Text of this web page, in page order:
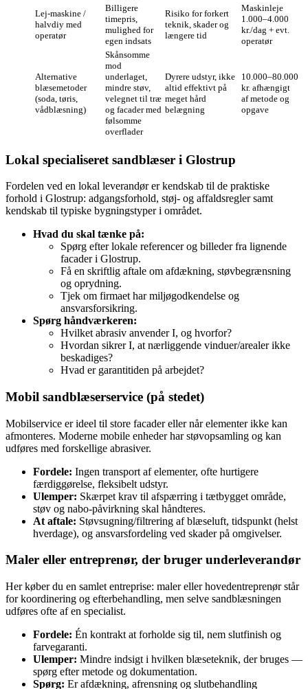
Lej-maskine /
halvdiy med
operatør
Billigere
timepris,
mulighed for
egen indsats
Risiko for forkert
teknik, skader og
længere tid
Maskinleje
1.000–4.000
kr./dag + evt.
operatør
Alternative
blæsemetoder
(soda, tøris,
vådblæsning)
Skånsomme
mod
underlaget,
mindre støv,
velegnet til træ
og facader med
følsomme
overflader
Dyrere udstyr, ikke
altid effektivt på
meget hård
belægning
10.000–80.000
kr. afhængigt
af metode og
opgave
Lokal specialiseret sandblæser i Glostrup
Fordelen ved en lokal leverandør er kendskab til de praktiske
forhold i Glostrup: adgangsforhold, støj- og affaldsregler samt
kendskab til typiske bygningstyper i området.
Hvad du skal tænke på:
Spørg efter lokale referencer og billeder fra lignende
facader i Glostrup.
Få en skriftlig aftale om afdækning, støvbegrænsning
og oprydning.
Tjek om firmaet har miljøgodkendelse og
ansvarsforsikring.
Spørg håndværkeren:
Hvilket abrasiv anvender I, og hvorfor?
Hvordan sikrer I, at nærliggende vinduer/arealer ikke
beskadiges?
Hvad er garantitiden på arbejdet?
Mobil sandblæserservice (på stedet)
Mobilservice er ideel til store facader eller når elementer ikke kan
afmonteres. Moderne mobile enheder har støvopsamling og kan
udføres med forskellige abrasiver.
Fordele: Ingen transport af elementer, ofte hurtigere
færdiggørelse, fleksibelt udstyr.
Ulemper: Skærpet krav til afspærring i tætbygget område,
støv og nabo-påvirkning skal håndteres.
At aftale: Støvsugning/filtrering af blæseluft, tidspunkt (helst
hverdage), og ansvarsfordeling ved skader på omgivelser.
Maler eller entreprenør, der bruger underleverandør
Her køber du en samlet entreprise: maler eller hovedentreprenør står
for koordinering og efterbehandling, men selve sandblæsningen
udføres ofte af en specialist.
Fordele: Én kontrakt at forholde sig til, nem slutfinish og
farvegaranti.
Ulemper: Mindre indsigt i hvilken blæseteknik, der bruges —
spørg efter metode og dokumentation.
Spørg: Er afdækning, afrensning og slutbehandling